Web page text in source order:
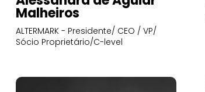
Malheiros
ALTERMARK - Presidente/ CEO / VP/
Sócio Proprietário/C-level